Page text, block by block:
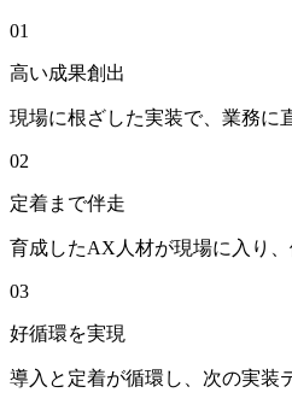
01
高い成果創出
現場に根ざした実装で、業務に
02
定着まで伴走
育成したAX人材が現場に入り
03
好循環を実現
導入と定着が循環し、次の実装